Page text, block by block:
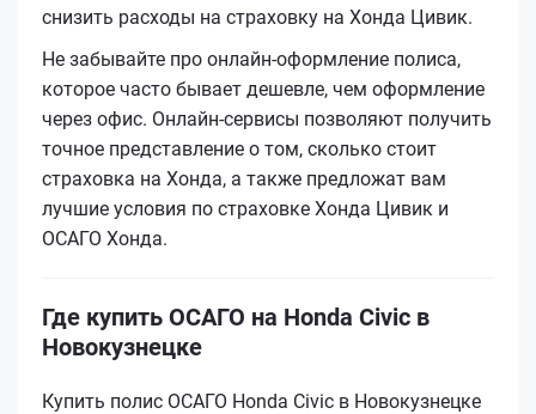
снизить расходы на страховку на Хонда Цивик.
Не забывайте про онлайн-оформление полиса,
которое часто бывает дешевле, чем оформление
через офис. Онлайн-сервисы позволяют получить
точное представление о том, сколько стоит
страховка на Хонда, а также предложат вам
лучшие условия по страховке Хонда Цивик и
ОСАГО Хонда.
Где купить ОСАГО на Honda Civic в
Новокузнецке
Купить полис ОСАГО Honda Civic в Новокузнецке